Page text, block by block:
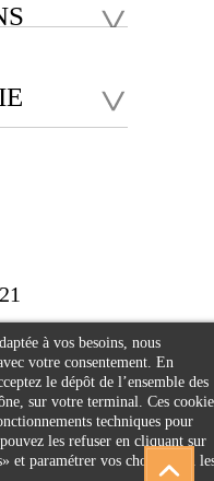
à vos besoins, nous
votre consentement. En
le dépôt de l’ensemble des
sur votre terminal. Ces
techniques pour
les refuser en cliquant sur
et paramétrer vos choix selon